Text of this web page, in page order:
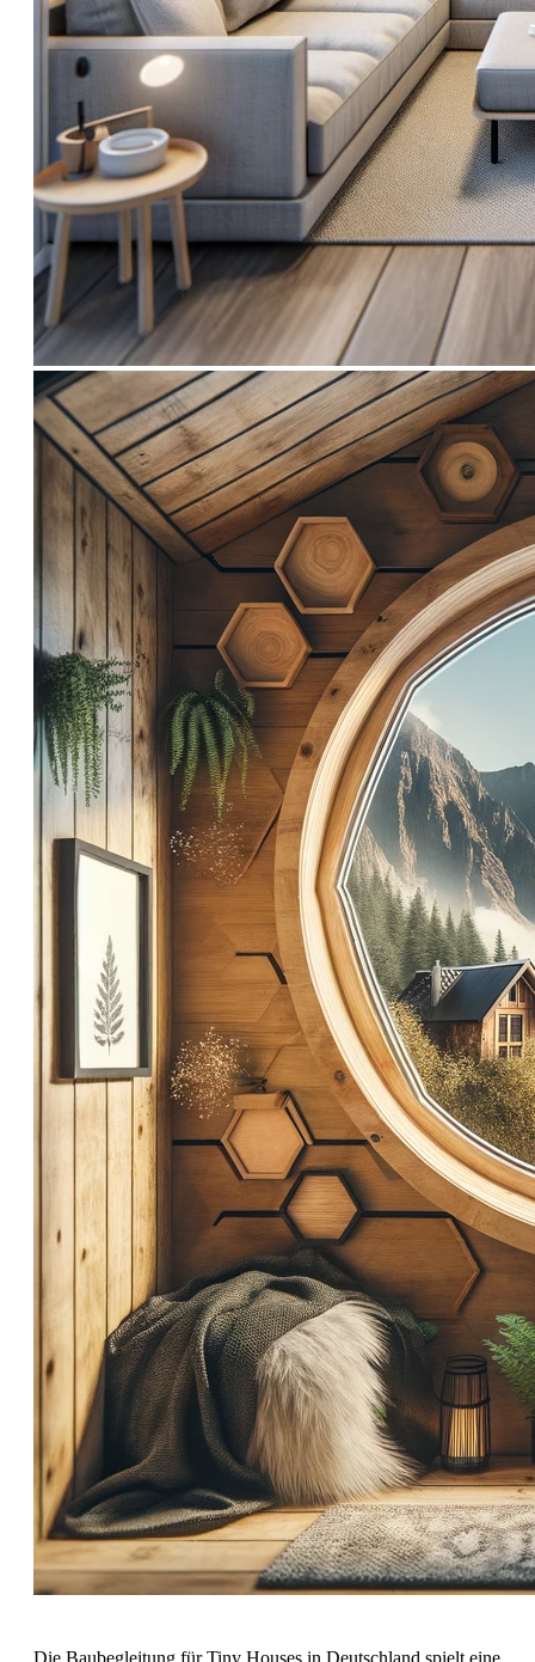
Die Baubegleitung für Tiny Houses in Deutschland spielt eine